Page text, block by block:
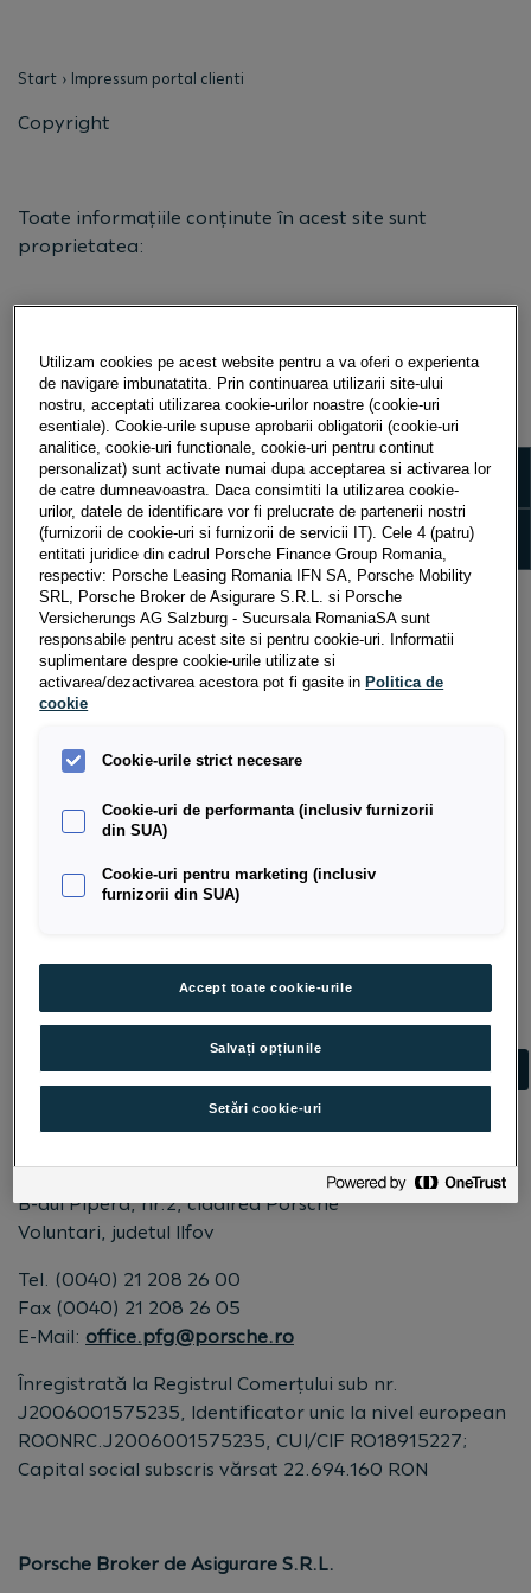
Show
Show
Start Impressum portal clienti
Copyright
Toate informațiile conținute în acest site sunt
proprietatea:
B-dul Pipera nr.2, clădirea Porsche
Voluntari, judetul Ilfov
Tel. (0040) 21 208 26 00
Fax (0040) 21 208 26 05
E-Mail:office.pfg@porsche.ro
Înregistrată la Registrul Comerțului sub nr.
J204000493231, Identificator unic la nivel european
ROONRC.J204000493231, CUI RO12064199; Capital
social subscris vărsat: 213.210.000 RON.
Porsche Versicherungs AG Salzburg Sucursala Romania
Voluntari, judetul Ilfov
Tel. (0040) 21 208 26 00
Fax (0040) 21 208 26 05
ROONRC.J2008002931234, CUI 24484382; Cod Unic
de Inregistrare nr. RO 24484382;
B-dul Pipera, nr.2, clădirea Porsche
Voluntari, judetul Ilfov
Tel. (0040) 21 208 26 00
Fax (0040) 21 208 26 05
E-Mail: office.pfg@porsche.ro
Înregistrată la Registrul Comerțului sub nr.
J2006001575235, Identificator unic la nivel european
ROONRC.J2006001575235, CUI/CIF RO18915227;
Capital social subscris vărsat 22.694.160 RON
Porsche Broker de Asigurare S.R.L.
Utilizam cookies pe acest website pentru a va oferi o experienta
de navigare imbunatatita. Prin continuarea utilizarii site-ului
nostru, acceptati utilizarea cookie-urilor noastre (cookie-uri
esentiale). Cookie-urile supuse aprobarii obligatorii (cookie-uri
analitice, cookie-uri functionale, cookie-uri pentru continut
personalizat) sunt activate numai dupa acceptarea si activarea lor
de catre dumneavoastra. Daca consimtiti la utilizarea cookie-
urilor, datele de identificare vor fi prelucrate de partenerii nostri
(furnizorii de cookie-uri si furnizorii de servicii IT). Cele 4 (patru)
entitati juridice din cadrul Porsche Finance Group Romania,
respectiv: Porsche Leasing Romania IFN SA, Porsche Mobility
SRL, Porsche Broker de Asigurare S.R.L. si Porsche
Versicherungs AG Salzburg - Sucursala RomaniaSA sunt
responsabile pentru acest site si pentru cookie-uri. Informatii
suplimentare despre cookie-urile utilizate si
activarea/dezactivarea acestora pot fi gasite in Politica de
cookie
Cookie-urile strict necesare
Cookie-uri de performanta (inclusiv furnizorii
din SUA)
Cookie-uri pentru marketing (inclusiv
furnizorii din SUA)
Accept toate cookie-urile
Salvați opțiunile
Setări cookie-uri